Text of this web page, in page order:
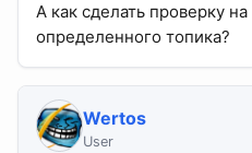
А как сделать проверку
определенного топика?
Wertos
User